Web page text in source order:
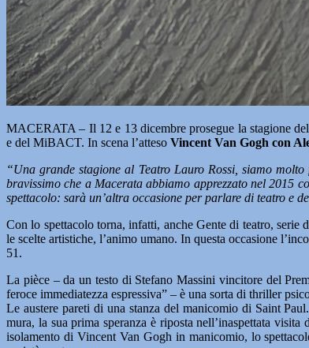
MACERATA – Il 12 e 13 dicembre prosegue la stagione
e del MiBACT. In scena l’atteso Vincent Van Gogh con
“Una grande stagione al Teatro Lauro Rossi, siamo
bravissimo che a Macerata abbiamo apprezzato nel 2015
spettacolo: sarà un’altra occasione per parlare di teatro e
Con lo spettacolo torna, infatti, anche Gente di teatro,
le scelte artistiche, l’animo umano. In questa occasione
51.
La pièce – da un testo di Stefano Massini vincitore del
feroce immediatezza espressiva” – è una sorta di thriller
Le austere pareti di una stanza del manicomio di Saint
mura, la sua prima speranza è riposta nell’inaspettata
isolamento di Vincent Van Gogh in manicomio, lo